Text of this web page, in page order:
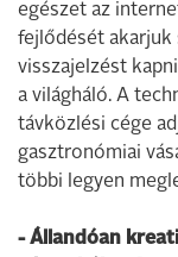
egészet az
fejlődését akarjuk
visszajelzést
a világháló. A
távközlési cége
gasztronómiai
többi legyen
- Állandóan